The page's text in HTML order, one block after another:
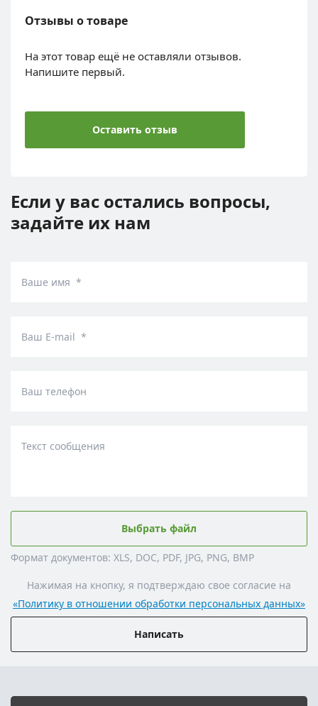
Отзывы о товаре
На этот товар ещё не оставляли отзывов.
Напишите первый.
Оставить отзыв
Если у вас остались вопросы,
задайте их нам
Ваше имя *
Ваш E-mail *
Ваш телефон
Текст сообщения
Выбрать файл
Формат документов: XLS, DOC, PDF, JPG, PNG, BMP
Нажимая на кнопку, я подтверждаю свое согласие на
«Политику в отношении обработки персональных данных»
Написать